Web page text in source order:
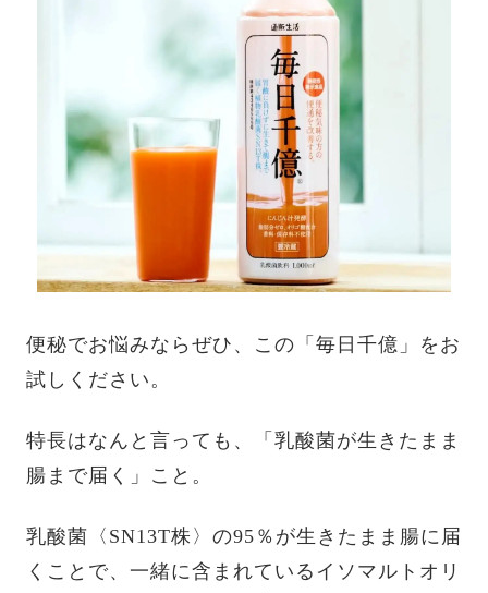
便秘でお悩みならぜひ、この「毎日千億」をお
試しください。
特長はなんと言っても、「乳酸菌が生きたまま
腸まで届く」こと。
乳酸菌〈SN13T株〉の95％が生きたまま腸に届
くことで、一緒に含まれているイソマルトオリ